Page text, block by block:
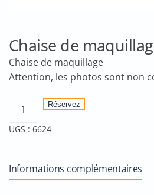
Chaise de
Chaise de maquillage
quantité
Chaise
maquillage
ZUP
Réservez
UGS : 6624
Informations complémentaires